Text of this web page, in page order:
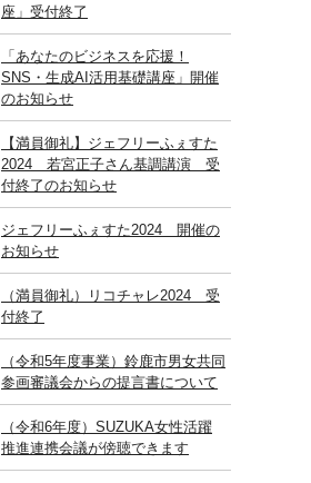
座」受付終了
「あなたのビジネスを応援！
SNS・生成AI活用基礎講座」開催
のお知らせ
【満員御礼】ジェフリーふぇすた
2024 若宮正子さん基調講演 受
付終了のお知らせ
ジェフリーふぇすた2024 開催の
お知らせ
（満員御礼）リコチャレ2024 受
付終了
（令和5年度事業）鈴鹿市男女共同
参画審議会からの提言書について
（令和6年度）SUZUKA女性活躍
推進連携会議が傍聴できます